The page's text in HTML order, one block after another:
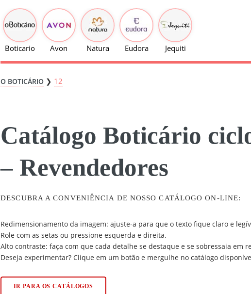
Boticario Avon Natura Eudora Jequiti
O BOTICÁRIO ❯ 12
Catálogo Boticário
– Revendedores
DESCUBRA A CONVENIÊNCIA DE NOSSO CATÁLOGO ON-LINE:
Redimensionamento da imagem: ajuste-a para que o texto fique claro e
Role com as setas ou pressione esquerda e direita.
Alto contraste: faça com que cada detalhe se destaque e se sobressaia em
Deseja experimentar? Clique em um botão e mergulhe no catálogo
IR PARA OS CATÁLOGOS
Toggle